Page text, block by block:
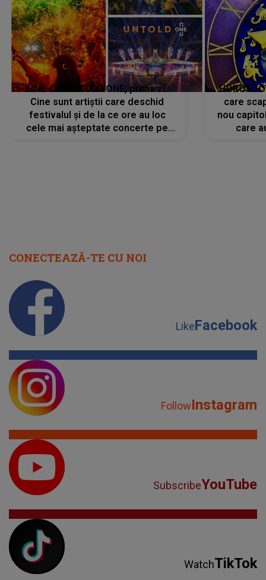
LINE-UP UNTOLD ONE, prima zi.
Cine sunt artiștii care deschid
festivalul și de la ce ore au loc
cele mai așteptate concerte pe
care
nou
care
CONECTEAZĂ-TE CU NOI
LikeFacebook
FollowInstagram
SubscribeYouTube
WatchTikTok